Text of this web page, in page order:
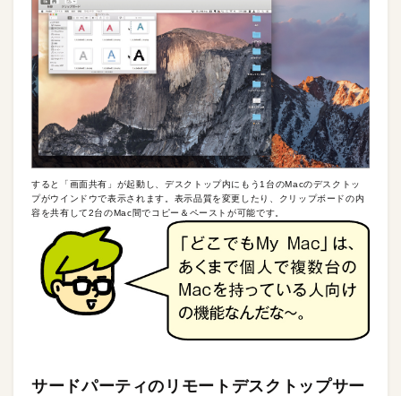
すると「画面共有」が起動し、デスクトップ内にもう1台のMacのデスクトッ
プがウインドウで表示されます。表示品質を変更したり、クリップボードの内
容を共有して2台のMac間でコピー＆ペーストが可能です。
サードパーティのリモートデスクトップサー